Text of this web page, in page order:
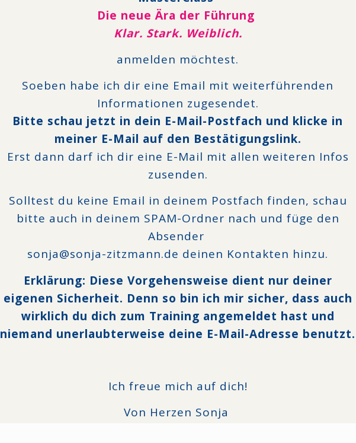
Die neue Ära der Führung
Klar. Stark. Weiblich.
anmelden möchtest.
Soeben habe ich dir eine Email mit weiterführenden
Informationen zugesendet.
Bitte schau jetzt in dein E-Mail-Postfach und klicke in
meiner E-Mail auf den Bestätigungslink.
Erst dann darf ich dir eine E-Mail mit allen weiteren Infos
zusenden.
Solltest du keine Email in deinem Postfach finden, schau
bitte auch in deinem SPAM-Ordner nach und füge den
Absender
sonja@sonja-zitzmann.de deinen Kontakten hinzu.
Erklärung: Diese Vorgehensweise dient nur deiner
eigenen Sicherheit. Denn so bin ich mir sicher, dass auch
wirklich du dich zum Training angemeldet hast und
niemand unerlaubterweise deine E-Mail-Adresse benutzt.
Ich freue mich auf dich!
Von Herzen Sonja